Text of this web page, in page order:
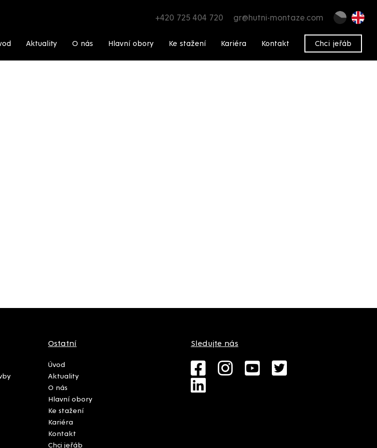
+420 725 404 720 gr@hutni-montaze.com
Aktuality O nás Hlavní obory Ke stažení Kariéra Kontakt Chci jeřáb
Ostatní
Úvod
Aktuality
O nás
Hlavní obory
Ke stažení
Kariéra
Kontakt
Chci jeřáb
Sledujte nás